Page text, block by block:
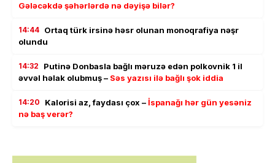
Gələcəkdə şəhərlərdə nə dəyişə bilər?
14:44 Ortaq türk irsinə həsr olunan monoqrafiya nəşr
olundu
14:32
Putinə Donbasla bağlı məruzə edən polkovnik 1 il
əvvəl həlak olubmuş – Səs yazısı ilə bağlı şok iddia
14:20 Kalorisi az, faydası çox –İspanağı hər gün yesəniz
nə baş verər?